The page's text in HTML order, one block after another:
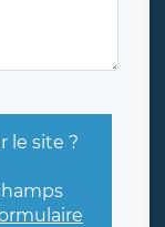
le site ?